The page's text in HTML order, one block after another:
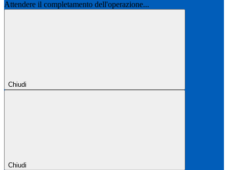
Attendere il completamento dell'operazione...
Chiudi
Chiudi